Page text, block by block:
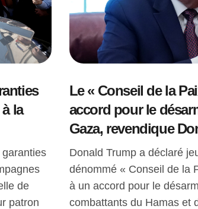
la
de
patron
Le « Conseil de la
accord pour le
Gaza, revendique
Donald Trump a déclaré
dénommé « Conseil de la
à un accord pour le
combattants du Hamas et